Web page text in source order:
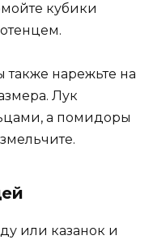
кубики
нарежьте на
Лук
а помидоры
или казанок и